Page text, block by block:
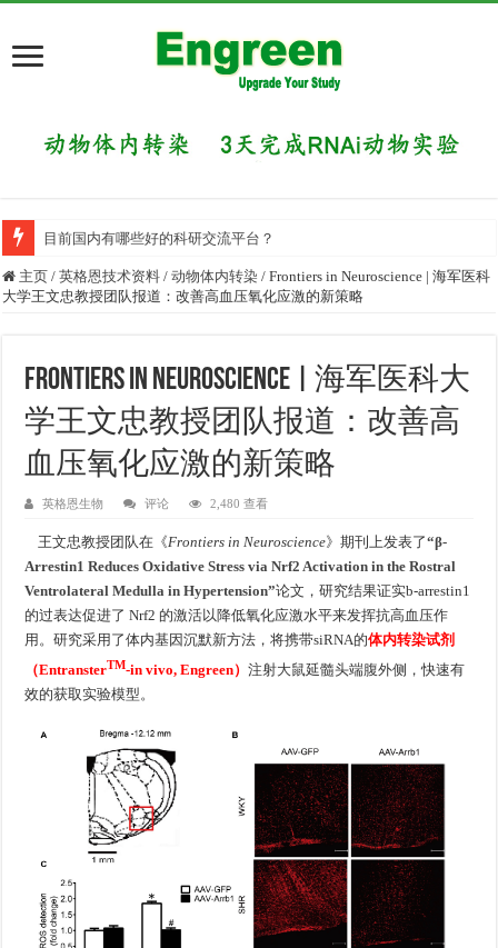
目前国内有哪些好的科研交流平台？
主页 / 英格恩技术资料 / 动物体内转染 / Frontiers in Neuroscience | 海军医科
大学王文忠教授团队报道：改善高血压氧化应激的新策略
Frontiers in Neuroscience | 海军医科大
学王文忠教授团队报道：改善高
血压氧化应激的新策略
英格恩生物 评论 2,480 查看
王文忠教授团队在《Frontiers in Neuroscience》期刊上发表了“β-
Arrestin1 Reduces Oxidative Stress via Nrf2 Activation in the Rostral
Ventrolateral Medulla in Hypertension”论文，研究结果证实b-arrestin1
的过表达促进了 Nrf2 的激活以降低氧化应激水平来发挥抗高血压作
用。研究采用了体内基因沉默新方法，将携带siRNA的体内转染试剂
（EntransterTM-in vivo, Engreen）注射大鼠延髓头端腹外侧，快速有
效的获取实验模型。